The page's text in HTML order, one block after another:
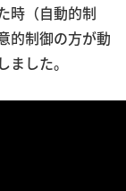
時（自動的制
的制御の方が動
した。